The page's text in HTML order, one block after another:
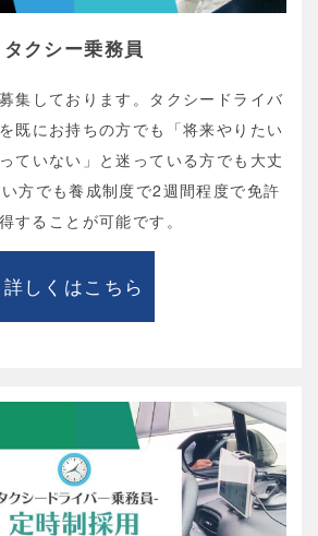
タクシー乗務員
集しております。タクシードライバ
既にお持ちの方でも「将来やりたい
ていない」と迷っている方でも大丈
方でも養成制度で2週間程度で免許
することが可能です。
詳しくはこちら